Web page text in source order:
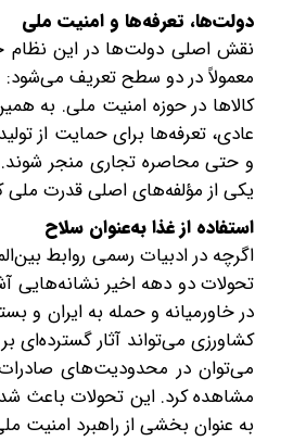
دولت‌ها، تعرفه‌ها و امنیت ملی
نقش اصلی دولت‌ها در این نظام
معمولاً در دو سطح تعریف
کالاها در حوزه امنیت ملی. به
عادی، تعرفه‌ها برای حمایت از
و حتی محاصره تجاری منجر شوند.
یکی از مؤلفه‌های اصلی قدرت
استفاده از غذا به‌عنوان سلاح
تحولات دو دهه اخیر نشانه‌هایی
در خاورمیانه و حمله به ایران و
کشاورزی می‌تواند آثار گسترده‌ای
مشاهده کرد. این تحولات باعث
به عنوان بخشی از راهبرد امنیت